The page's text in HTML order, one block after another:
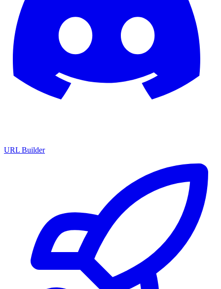
URL Builder